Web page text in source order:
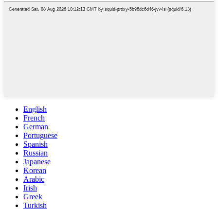
English
French
German
Portuguese
Spanish
Russian
Japanese
Korean
Arabic
Irish
Greek
Turkish